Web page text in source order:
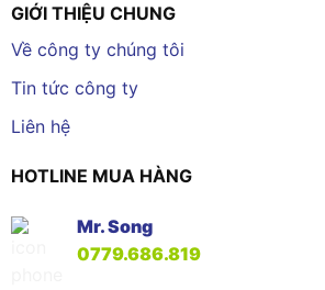
GIỚI THIỆU CHUNG
Về công ty chúng tôi
Tin tức công ty
Liên hệ
HOTLINE MUA HÀNG
Mr. Song
0779.686.819